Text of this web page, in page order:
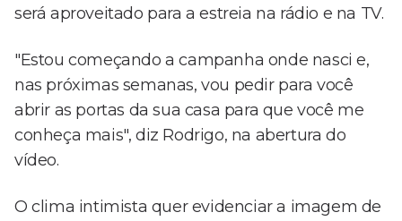
será aproveitado para a estreia na rádio e na TV.
"Estou começando a campanha onde nasci e,
nas próximas semanas, vou pedir para você
abrir as portas da sua casa para que você me
conheça mais", diz Rodrigo, na abertura do
vídeo.
O clima intimista quer evidenciar a imagem de